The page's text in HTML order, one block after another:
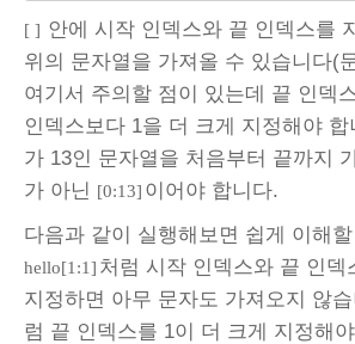
[ ] 안에 시작 인덱스와 끝 인덱스를
위의 문자열을 가져올 수 있습니다(
여기서 주의할 점이 있는데 끝 인덱
인덱스보다 1을 더 크게 지정해야 합
가 13인 문자열을 처음부터 끝까지
가 아닌 [0:13] 이어야 합니다.
다음과 같이 실행해보면 쉽게 이해
hello[1:1] 처럼 시작 인덱스와 끝 인덱
지정하면 아무 문자도 가져오지 않
럼 끝 인덱스를 1이 더 크게 지정해